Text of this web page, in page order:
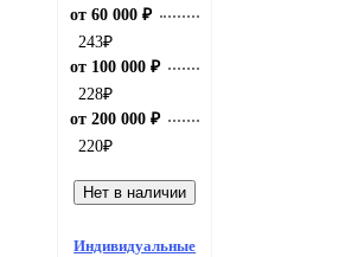
от 60 000 ₽
243₽
от 100 000 ₽
228₽
от 200 000 ₽
220₽
Нет в наличии
Индивидуальные